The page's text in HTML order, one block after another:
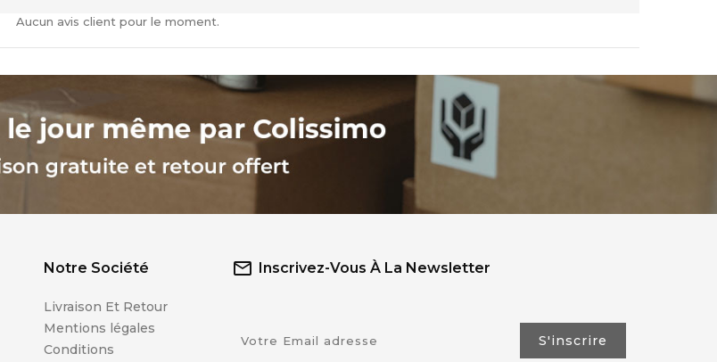
Aucun avis client pour le moment.
Inscrivez-Vous À La Newsletter
Notre Société
Livraison Et Retour
Mentions légales
Conditions